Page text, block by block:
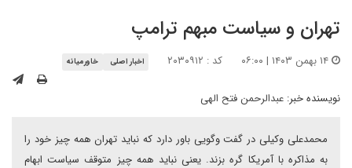
تهران و سیاست مبهم ترامپ
کد : ۲۰۳۰۹۱۲ اخبار اصلی خاورمیانه
نویسنده خبر: عبدالرحمن فتح الهی
محمدعلی وکیلی در گفت وگویی باور دارد که نباید تهران همه چیز خود را
به مذاکره با آمریکا گره بزند. یعنی نباید همه چیز متوقف سیاست ابهام